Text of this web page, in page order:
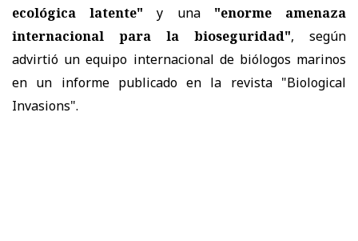
ecológica latente" y una "enorme amenaza
internacional para la bioseguridad", según
advirtió un equipo internacional de biólogos marinos
en un informe publicado en la revista "Biological
Invasions".